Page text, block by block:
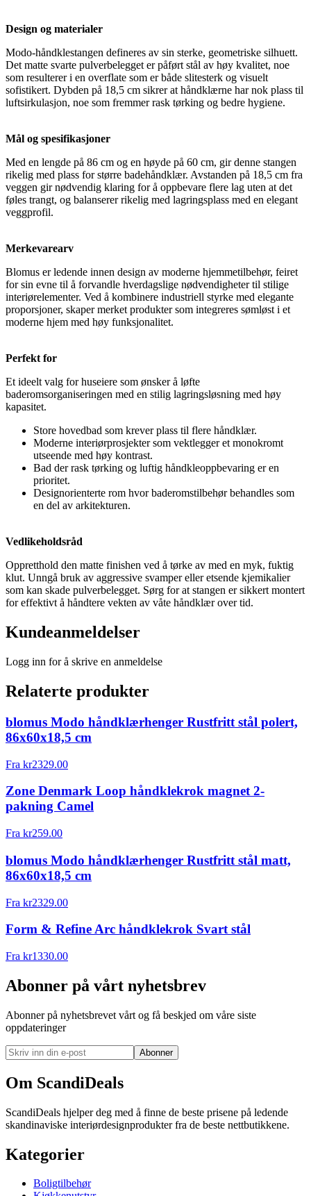
Design og materialer
Modo-håndklestangen defineres av sin sterke, geometriske silhuett.
Det matte svarte pulverbelegget er påført stål av høy kvalitet, noe
som resulterer i en overflate som er både slitesterk og visuelt
sofistikert. Dybden på 18,5 cm sikrer at håndklærne har nok plass til
luftsirkulasjon, noe som fremmer rask tørking og bedre hygiene.
Mål og spesifikasjoner
Med en lengde på 86 cm og en høyde på 60 cm, gir denne stangen
rikelig med plass for større badehåndklær. Avstanden på 18,5 cm fra
veggen gir nødvendig klaring for å oppbevare flere lag uten at det
føles trangt, og balanserer rikelig med lagringsplass med en elegant
veggprofil.
Merkevarearv
Blomus er ledende innen design av moderne hjemmetilbehør, feiret
for sin evne til å forvandle hverdagslige nødvendigheter til stilige
interiørelementer. Ved å kombinere industriell styrke med elegante
proporsjoner, skaper merket produkter som integreres sømløst i et
moderne hjem med høy funksjonalitet.
Perfekt for
Et ideelt valg for huseiere som ønsker å løfte
baderomsorganiseringen med en stilig lagringsløsning med høy
kapasitet.
Store hovedbad som krever plass til flere håndklær.
Moderne interiørprosjekter som vektlegger et monokromt
utseende med høy kontrast.
Bad der rask tørking og luftig håndkleoppbevaring er en
prioritet.
Designorienterte rom hvor baderomstilbehør behandles som
en del av arkitekturen.
Vedlikeholdsråd
Oppretthold den matte finishen ved å tørke av med en myk, fuktig
klut. Unngå bruk av aggressive svamper eller etsende kjemikalier
som kan skade pulverbelegget. Sørg for at stangen er sikkert montert
for effektivt å håndtere vekten av våte håndklær over tid.
Kundeanmeldelser
Logg inn for å skrive en anmeldelse
Relaterte produkter
blomus Modo håndklærhenger Rustfritt stål polert,
86x60x18,5 cm
Fra kr2329.00
Zone Denmark Loop håndklekrok magnet 2-
pakning Camel
Fra kr259.00
blomus Modo håndklærhenger Rustfritt stål matt,
86x60x18,5 cm
Fra kr2329.00
Form & Refine Arc håndklekrok Svart stål
Fra kr1330.00
Abonner på vårt nyhetsbrev
Abonner på nyhetsbrevet vårt og få beskjed om våre siste
oppdateringer
Abonner
Om ScandiDeals
ScandiDeals hjelper deg med å finne de beste prisene på ledende
skandinaviske interiørdesignprodukter fra de beste nettbutikkene.
Kategorier
Boligtilbehør